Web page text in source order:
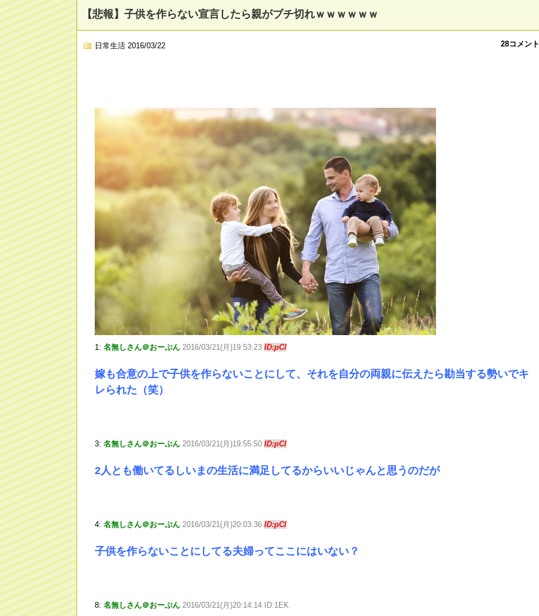
【悲報】子供を作らない宣言したら親がブチ切れｗｗｗｗｗｗ
日常生活 2016/03/22 28コメント
1: 名無しさん＠おーぷん 2016/03/21(月)19:53:23 ID:pCl
嫁も合意の上で子供を作らないことにして、それを自分の両親に伝えたら勘当する勢いでキ
レられた（笑）
3: 名無しさん＠おーぷん 2016/03/21(月)19:55:50 ID:pCl
2人とも働いてるしいまの生活に満足してるからいいじゃんと思うのだが
4: 名無しさん＠おーぷん 2016/03/21(月)20:03:36 ID:pCl
子供を作らないことにしてる夫婦ってここにはいない？
8: 名無しさん＠おーぷん 2016/03/21(月)20:14:14 ID:1EK